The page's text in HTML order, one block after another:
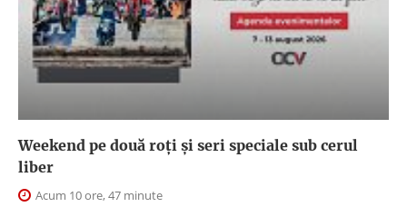
Weekend pe două roți și seri speciale sub cerul
liber
Acum 10 ore, 47 minute